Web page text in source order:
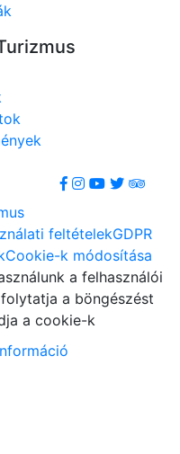
feltételekGDPR
Cookie-k módosítása
a felhasználói
a böngészést
a cookie-k